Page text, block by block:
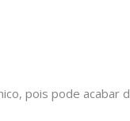
pois pode acabar